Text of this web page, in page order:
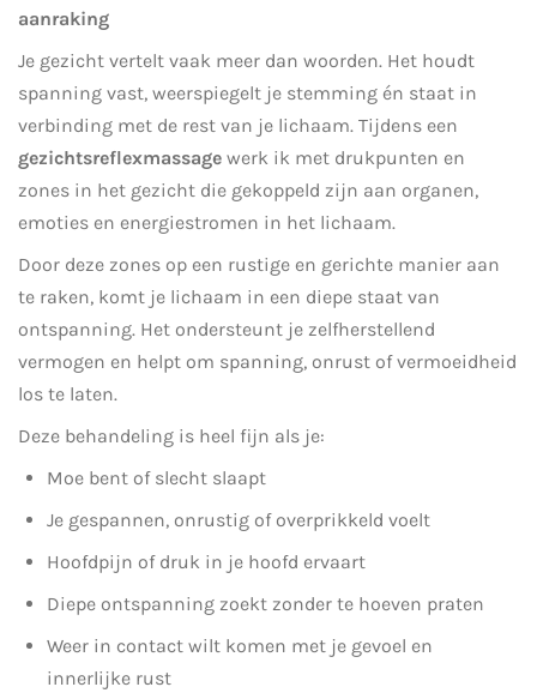
aanraking
Je gezicht vertelt vaak meer dan woorden. Het houdt
spanning vast, weerspiegelt je stemming én staat in
verbinding met de rest van je lichaam. Tijdens een
gezichtsreflexmassage werk ik met drukpunten en
zones in het gezicht die gekoppeld zijn aan organen,
emoties en energiestromen in het lichaam.
Door deze zones op een rustige en gerichte manier aan
te raken, komt je lichaam in een diepe staat van
ontspanning. Het ondersteunt je zelfherstellend
vermogen en helpt om spanning, onrust of vermoeidheid
los te laten.
Deze behandeling is heel fijn als je:
Moe bent of slecht slaapt
Je gespannen, onrustig of overprikkeld voelt
Hoofdpijn of druk in je hoofd ervaart
Diepe ontspanning zoekt zonder te hoeven praten
Weer in contact wilt komen met je gevoel en
innerlijke rust